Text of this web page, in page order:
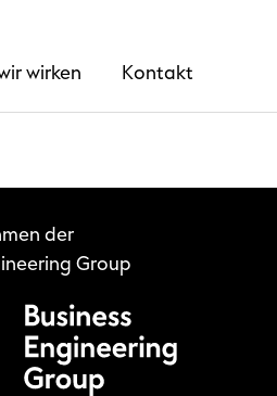
wirken Kontakt
der
Group